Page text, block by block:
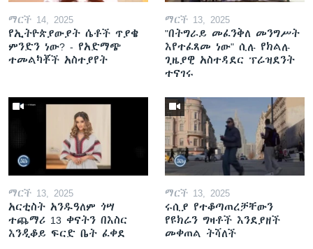
ማርች 14, 2025
የኢትዮጵያውያት ሴቶች ጥያቄ
ምንድን ነው? - የአድማጭ
ተመልካቾች አስተያየት
ማርች 13, 2025
"በትግራይ መፈንቅለ መንግሥት
እየተፈጸመ ነው" ሲሉ የክልሉ
ጊዜያዊ አስተዳደር ፕሬዝደንት
ተናገሩ
ማርች 13, 2025
አርቲስት አንዱዓለም ጎሣ
ተጨማሪ 13 ቀናትን በእስር
እንዲቆይ ፍርድ ቤት ፈቀደ
ማርች 13, 2025
ሩሲያ የተቆጣጠረቻቸውን
የዩክሬን ግዛቶች እንደያዘች
መቀጠል ትሻለች